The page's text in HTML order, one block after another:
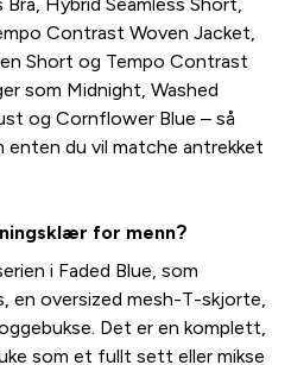
Contrast Woven Jacket,
Short og Tempo Contrast
som Midnight, Washed
og Cornflower Blue – så
enten du vil matche antrekket
for menn?
i Faded Blue, som
en oversized mesh-T-skjorte,
Det er en komplett,
som et fullt sett eller mikse